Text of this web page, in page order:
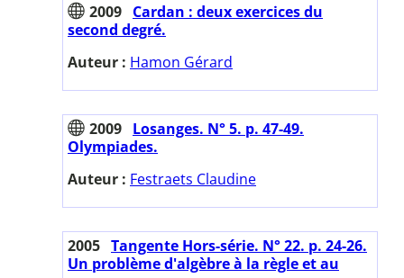
2009 Cardan : deux exercices du
second degré.
Auteur : Hamon Gérard
2009 Losanges. N° 5. p. 47-49.
Olympiades.
Auteur : Festraets Claudine
2005 Tangente Hors-série. N° 22. p. 24-26.
Un problème d'algèbre à la règle et au